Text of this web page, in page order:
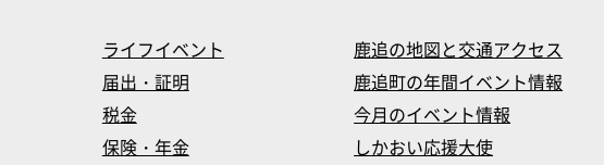
ライフイベント
届出・証明
税金
保険・年金
鹿追の地図と交通アクセス
鹿追町の年間イベント情報
今月のイベント情報
しかおい応援大使